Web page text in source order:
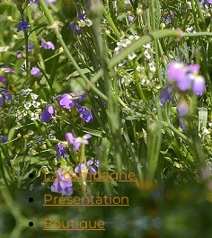
0
La campagne
Présentation
Boutique